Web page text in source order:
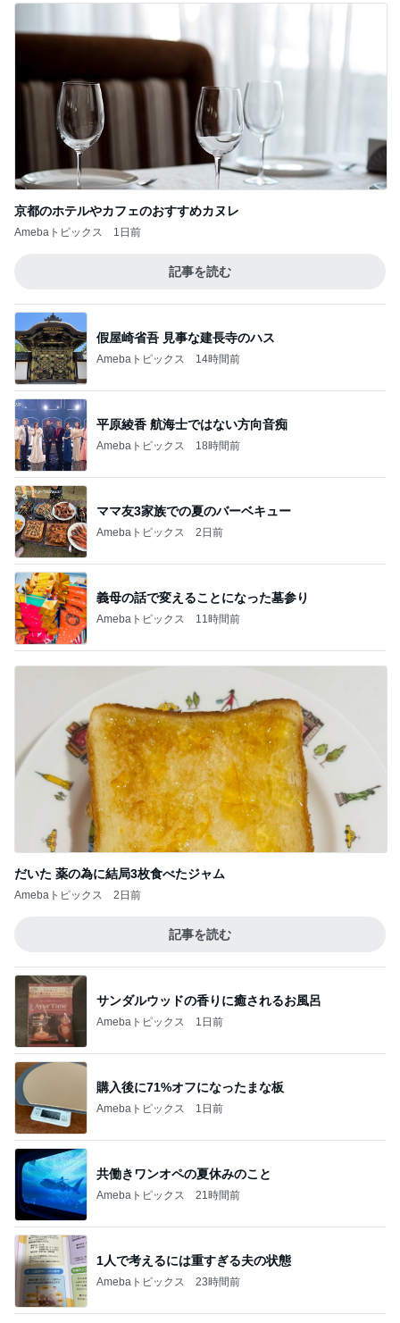
京都のホテルやカフェのおすすめカヌレ
Amebaトピックス 1日前
記事を読む
假屋崎省吾 見事な建長寺のハス
Amebaトピックス 14時間前
平原綾香 航海士ではない方向音痴
Amebaトピックス 18時間前
ママ友3家族での夏のバーベキュー
Amebaトピックス 2日前
義母の話で変えることになった墓参り
Amebaトピックス 11時間前
だいた 薬の為に結局3枚食べたジャム
Amebaトピックス 2日前
記事を読む
サンダルウッドの香りに癒されるお風呂
Amebaトピックス 1日前
購入後に71%オフになったまな板
Amebaトピックス 1日前
共働きワンオペの夏休みのこと
Amebaトピックス 21時間前
1人で考えるには重すぎる夫の状態
Amebaトピックス 23時間前